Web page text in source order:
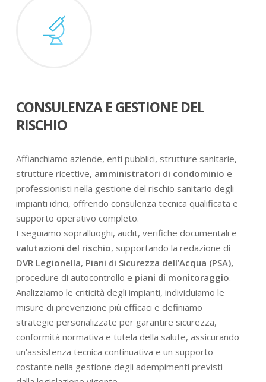
CONSULENZA E GESTIONE DEL
RISCHIO
Affianchiamo aziende, enti pubblici, strutture sanitarie,
strutture ricettive, amministratori di condominio e
professionisti nella gestione del rischio sanitario degli
impianti idrici, offrendo consulenza tecnica qualificata e
supporto operativo completo.
Eseguiamo sopralluoghi, audit, verifiche documentali e
valutazioni del rischio, supportando la redazione di
DVR Legionella, Piani di Sicurezza dell’Acqua (PSA),
procedure di autocontrollo e piani di monitoraggio.
Analizziamo le criticità degli impianti, individuiamo le
misure di prevenzione più efficaci e definiamo
strategie personalizzate per garantire sicurezza,
conformità normativa e tutela della salute, assicurando
un’assistenza tecnica continuativa e un supporto
costante nella gestione degli adempimenti previsti